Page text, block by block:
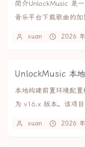
简介UnlockMusic 是
音乐平台下载歌曲的
xuan 2026
本地构建前置环境配
为 v16.x 版本。该项
xuan 2026